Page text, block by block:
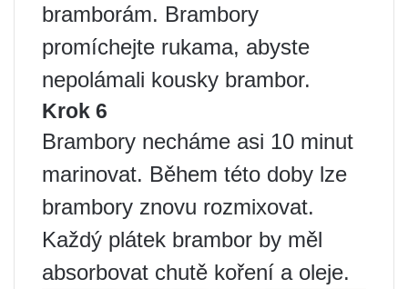
bramborám. Brambory
promíchejte rukama, abyste
nepolámali kousky brambor.
Krok 6
Brambory necháme asi 10 minut
marinovat. Během této doby lze
brambory znovu rozmixovat.
Každý plátek brambor by měl
absorbovat chutě koření a oleje.